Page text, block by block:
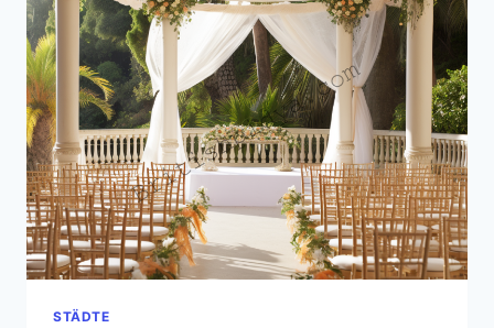
2026:
PREISE,
HIGHLIGHTS
SPARTIPPS
STÄDTE